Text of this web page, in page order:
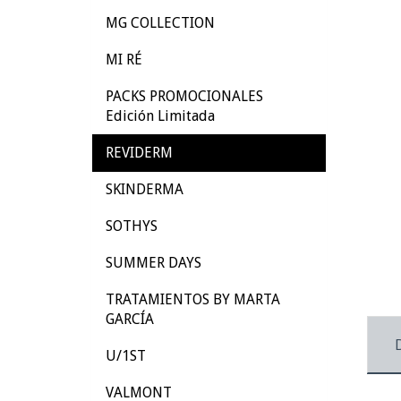
MG COLLECTION
MI RÉ
PACKS PROMOCIONALES
Edición Limitada
REVIDERM
SKINDERMA
SOTHYS
SUMMER DAYS
TRATAMIENTOS BY MARTA
GARCÍA
U/1ST
VALMONT